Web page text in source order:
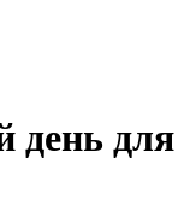
день для